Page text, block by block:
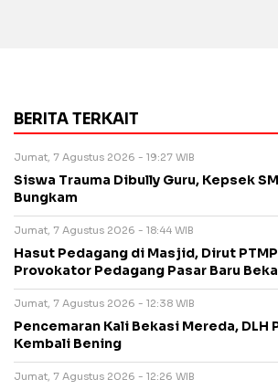
BERITA TERKAIT
Jumat, 7 Agustus 2026 - 19:27 WIB
Siswa Trauma Dibully Guru, Kepsek
Bungkam
Jumat, 7 Agustus 2026 - 18:44 WIB
Hasut Pedagang di Masjid, Dirut
Provokator Pedagang Pasar Baru
Jumat, 7 Agustus 2026 - 12:38 WIB
Pencemaran Kali Bekasi Mereda, DLH
Kembali Bening
Jumat, 7 Agustus 2026 - 12:26 WIB